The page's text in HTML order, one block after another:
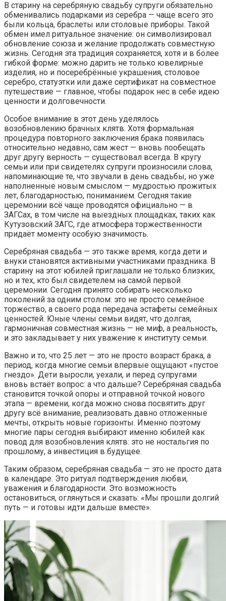
В старину на серебряную свадьбу супруги обязательно
обменивались подарками из серебра — чаще всего это
были кольца, браслеты или столовые приборы. Такой
обмен имел ритуальное значение: он символизировал
обновление союза и желание продолжать совместную
жизнь. Сегодня эта традиция сохраняется, хотя и в более
гибкой форме: можно дарить не только ювелирные
изделия, но и посеребрённые украшения, столовое
серебро, статуэтки или даже сертификат на совместное
путешествие — главное, чтобы подарок нес в себе идею
ценности и долговечности.
Особое внимание в этот день уделялось
возобновлению брачных клятв. Хотя формальная
процедура повторного заключения брака появилась
относительно недавно, сам жест — вновь пообещать
друг другу верность — существовал всегда. В кругу
семьи или при свидетелях супруги произносили слова,
напоминающие те, что звучали в день свадьбы, но уже
наполненные новым смыслом — мудростью прожитых
лет, благодарностью, пониманием. Сегодня такие
церемонии всё чаще проводятся официально — в
ЗАГСах, в том числе на выездных площадках, таких как
Кутузовский ЗАГС, где атмосфера торжественности
придаёт моменту особую значимость.
Серебряная свадьба — это также время, когда дети и
внуки становятся активными участниками праздника. В
старину на этот юбилей приглашали не только близких,
но и тех, кто был свидетелем на самой первой
церемонии. Сегодня принято собирать несколько
поколений за одним столом: это не просто семейное
торжество, а своего рода передача эстафеты семейных
ценностей. Юные члены семьи видят, что долгая,
гармоничная совместная жизнь — не миф, а реальность,
и это закладывает у них уважение к институту семьи.
Важно и то, что 25 лет — это не просто возраст брака, а
период, когда многие семьи впервые ощущают «пустое
гнездо». Дети выросли, уехали, и перед супругами
вновь встаёт вопрос: а что дальше? Серебряная свадьба
становится точкой опоры и отправной точкой нового
этапа — времени, когда можно снова посвятить друг
другу всё внимание, реализовать давно отложенные
мечты, открыть новые горизонты. Именно поэтому
многие пары сегодня выбирают именно юбилей как
повод для возобновления клятв: это не ностальгия по
прошлому, а инвестиция в будущее.
Таким образом, серебряная свадьба — это не просто дата
в календаре. Это ритуал подтверждения любви,
уважения и благодарности. Это возможность
остановиться, оглянуться и сказать: «Мы прошли долгий
путь — и готовы идти дальше вместе».